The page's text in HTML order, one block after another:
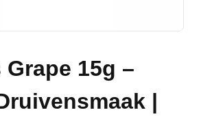
15g –
|